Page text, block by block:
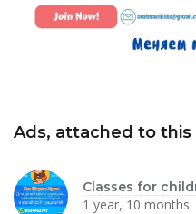
Ads, attached to this
Classes for
1 year, 10 months